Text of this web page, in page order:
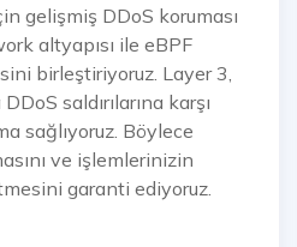
gelişmiş DDoS koruması
altyapısı ile eBPF
birleştiriyoruz. Layer 3,
saldırılarına karşı
sağlıyoruz. Böylece
ve işlemlerinizin
garanti ediyoruz.